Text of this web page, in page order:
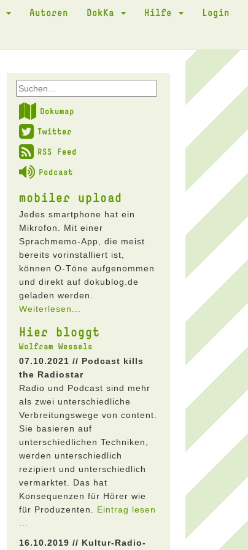
Autoren DokKa Hilfe Login
Dokumap
Twitter
RSS Feed
Podcast
mobiler upload
Jedes smartphone hat ein
Mikrofon. Mit einer
Sprachmemo-App, die meist
bereits vorinstalliert ist,
können O-Töne aufgenommen
und direkt auf dokublog.de
geladen werden.
Weiterlesen...
Hier bloggt
Wolfram Wessels
07.10.2021 // Podcast kills
the Radiostar
Radio und Podcast sind mehr
als zwei unterschiedliche
Verbreitungswege von content.
Sie basieren auf
unterschiedlichen Techniken,
werden unterschiedlich
rezipiert und unterschiedlich
vermarktet. Das hat
Konsequenzen für Hörer wie
für Produzenten. Eintrag lesen
16.10.2019 // Kultur-Radio-